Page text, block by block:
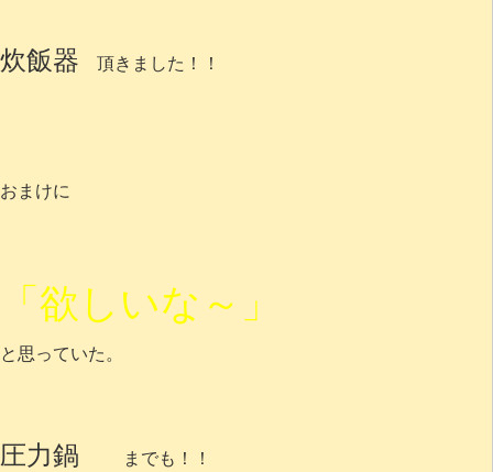
炊飯器 頂きました！！
おまけに
「欲しいな～」
と思っていた。
圧力鍋 までも！！